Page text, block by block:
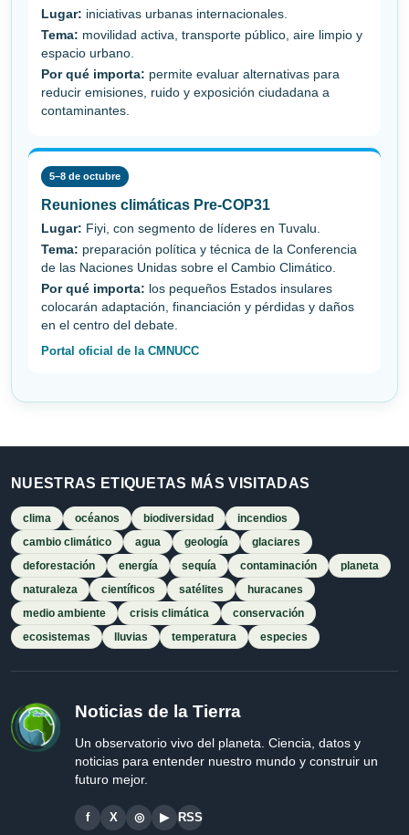
Lugar: iniciativas urbanas internacionales.
Tema: movilidad activa, transporte público, aire limpio y
espacio urbano.
Por qué importa: permite evaluar alternativas para
reducir emisiones, ruido y exposición ciudadana a
contaminantes.
5–8 de octubre
Reuniones climáticas Pre-COP31
Lugar: Fiyi, con segmento de líderes en Tuvalu.
Tema: preparación política y técnica de la Conferencia
de las Naciones Unidas sobre el Cambio Climático.
Por qué importa: los pequeños Estados insulares
colocarán adaptación, financiación y pérdidas y daños
en el centro del debate.
Portal oficial de la CMNUCC
NUESTRAS ETIQUETAS MÁS VISITADAS
clima océanos biodiversidad
incendios
cambio climático
agua geología
glaciares
deforestación
energía sequía contaminación
planeta
naturaleza
científicos satélites
huracanes
medio ambiente
crisis climática
conservación
ecosistemas
lluvias temperatura especies
Noticias de la Tierra
Un observatorio vivo del planeta. Ciencia, datos y
noticias para entender nuestro mundo y construir un
futuro mejor.
f X ◎ ▶ RSS